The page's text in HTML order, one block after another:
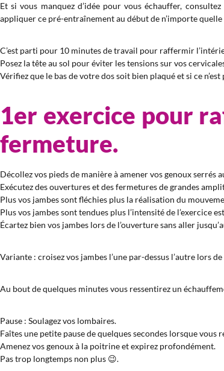
Et si vous manquez d’idée pour vous échauffer,
appliquer ce pré-entraînement au début de n’importe quelle
C’est parti pour 10 minutes de travail pour raffermir
Posez la tête au sol pour éviter les tensions sur vos
Vérifiez que le bas de votre dos soit bien plaqué et si ce
1er exercice pour
fermeture.
Décollez vos pieds de manière à amener vos genoux serrés
Exécutez des ouvertures et des fermetures de grandes
Plus vos jambes sont fléchies plus la réalisation du
Plus vos jambes sont tendues plus l’intensité de l’exercice
Écartez bien vos jambes lors de l’ouverture sans aller
Variante : croisez vos jambes l’une par-dessus l’autre lors
Au bout de quelques minutes vous ressentirez un
Pause : Soulagez vos lombaires.
Faîtes une petite pause de quelques secondes lorsque
Amenez vos genoux à la poitrine et expirez profondément.
Pas trop longtemps non plus 😉.